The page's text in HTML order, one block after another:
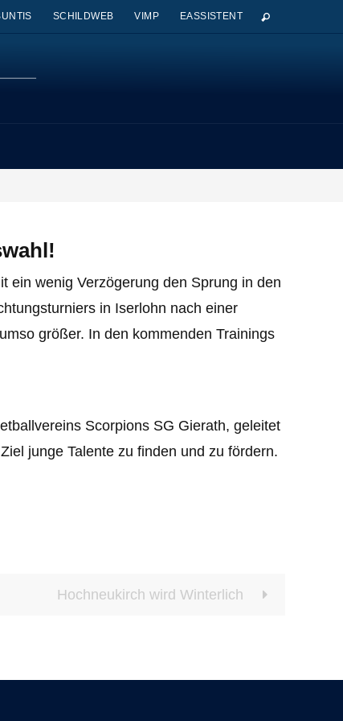
SCHILDWEB VIMP EASSISTENT
ein wenig Verzögerung den Sprung in den
in Iserlohn nach einer
größer. In den kommenden Trainings
Scorpions SG Gierath, geleitet
junge Talente zu finden und zu fördern.
Hochneukirch wird Winterlich